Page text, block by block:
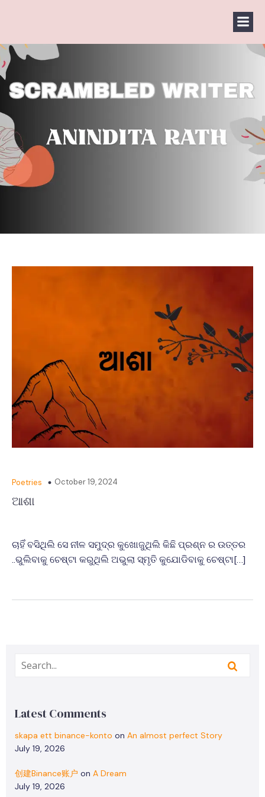
Poetries October 19, 2024
ଆଶା
ଚାହିଁ ବସିଥିଲି ସେ ନୀଳ ସମୁଦ୍ର କୁଖୋଜୁଥିଲି କିଛି ପ୍ରଶ୍ନ ର ଉତ୍ତର
..ଭୁଲିବାକୁ ଚେଷ୍ଟା କରୁଥିଲି ଅଭୁଲା ସ୍ମୃତି କୁଯୋଡିବାକୁ ଚେଷ୍ଟା[…]
Latest Comments
skapa ett binance-konto on An almost perfect Story
July 19, 2026
创建Binance账户 on A Dream
July 19, 2026